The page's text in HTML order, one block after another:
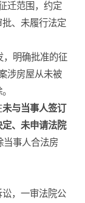
迁范围，约定
、未履行法定
，明确批准的征
涉房屋从未被
未与当事人签订
、未申请法院
当事人合法房
，一审法院公